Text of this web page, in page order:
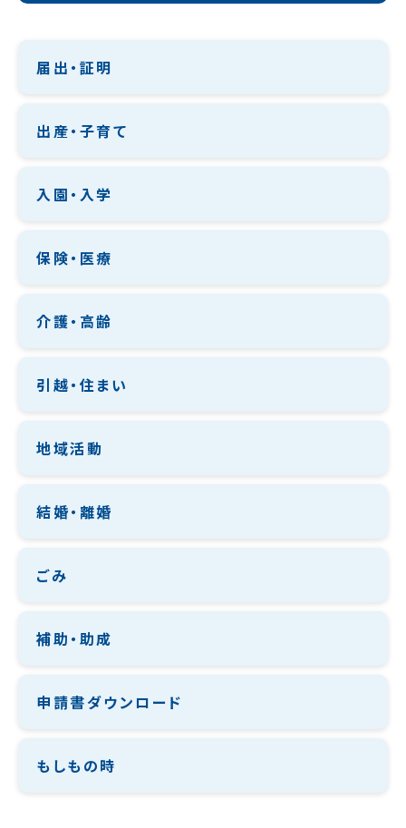
届出・証明
出産・子育て
入園・入学
保険・医療
介護・高齢
引越・住まい
地域活動
結婚・離婚
ごみ
補助・助成
申請書ダウンロード
もしもの時